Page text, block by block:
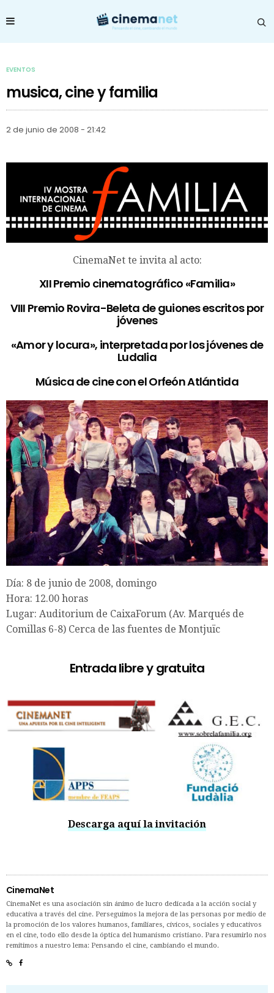
EVENTOS
musica, cine y familia
2 de junio de 2008 - 21:42
CinemaNet te invita al acto:
XII Premio cinematográfico «Familia»
VIII Premio Rovira-Beleta de guiones escritos por
jóvenes
«Amor y locura», interpretada por los jóvenes de
Ludalia
Música de cine con el Orfeón Atlántida
Día: 8 de junio de 2008, domingo
Hora: 12.00 horas
Lugar: Auditorium de CaixaForum (Av. Marqués de
Comillas 6-8) Cerca de las fuentes de Montjuïc
Entrada libre y gratuita
Descarga aquí la invitación
CinemaNet
CinemaNet es una asociación sin ánimo de lucro dedicada a la acción social y
educativa a través del cine. Perseguimos la mejora de las personas por medio de
la promoción de los valores humanos, familiares, cívicos, sociales y educativos
en el cine, todo ello desde la óptica del humanismo cristiano. Para resumirlo nos
remitimos a nuestro lema: Pensando el cine, cambiando el mundo.